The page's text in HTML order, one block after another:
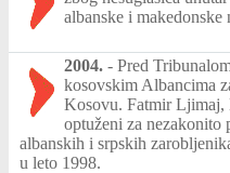
albanske i makedonske
2004. - Pred
kosovskim Albancima
Kosovu. Fatmir
optuženi za nezakonito
albanskih i srpskih
u leto 1998.